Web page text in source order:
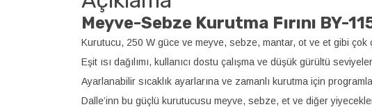
Meyve-Sebze Kurutma Fırını BY-
Kurutucu, 250 W güce ve meyve, sebze, mantar, ot ve et gibi
Eşit ısı dağılımı, kullanıcı dostu çalışma ve düşük gürültü
Ayarlanabilir sıcaklık ayarlarına ve zamanlı kurutma için
Dalle’inn bu güçlü kurutucusu meyve, sebze, et ve diğer